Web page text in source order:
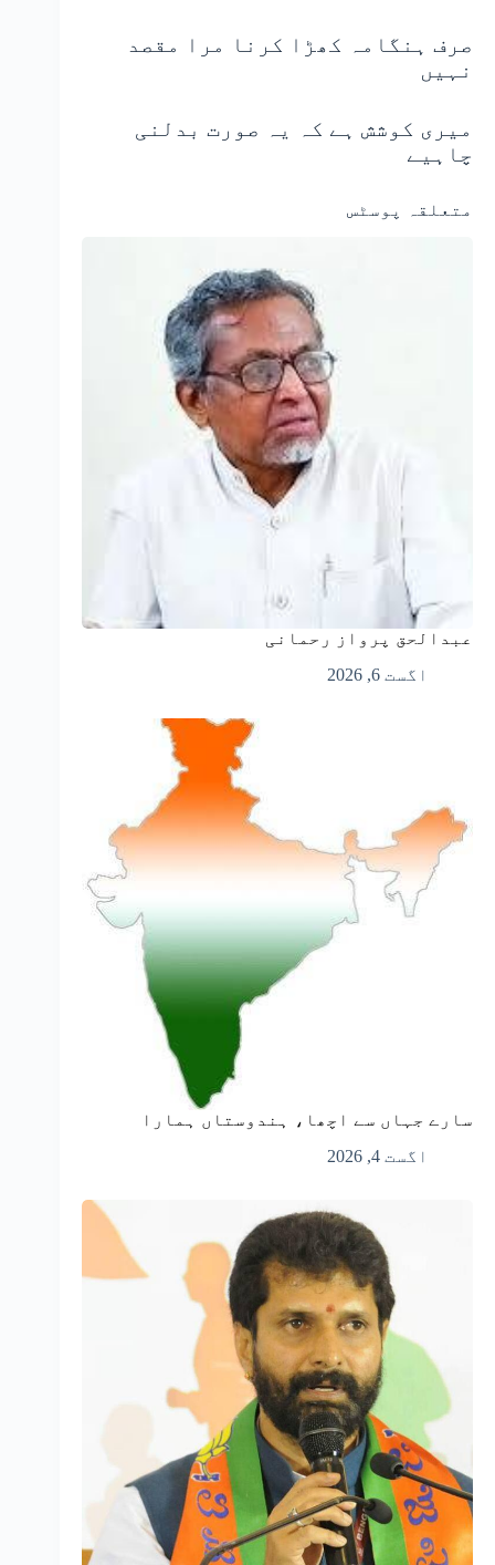
صرف ہنگامہ کھڑا کرنا مرا مقصد
نہیں
میری کوشش ہے کہ یہ صورت بدلنی
چاہیے
متعلقہ پوسٹس
عبدالحق پرواز رحمانی
اگست 6, 2026
سارے جہاں سے اچھا، ہندوستاں ہمارا
اگست 4, 2026